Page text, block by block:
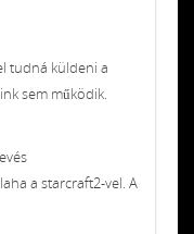
tudná küldeni a
sem működik.
a starcraft2-vel. A